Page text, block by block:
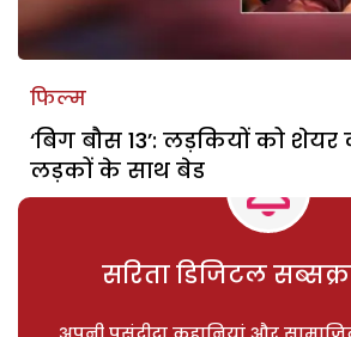
फिल्म
‘बिग बौस 13’: लड़कियों को
लड़कों के साथ बेड
सरिता डिजिटल